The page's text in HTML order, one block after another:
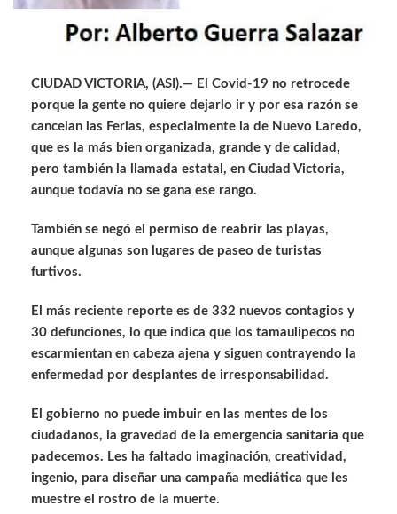
CIUDAD VICTORIA, (ASI).— El Covid-19 no retrocede
porque la gente no quiere dejarlo ir y por esa razón se
cancelan las Ferias, especialmente la de Nuevo Laredo,
que es la más bien organizada, grande y de calidad,
pero también la llamada estatal, en Ciudad Victoria,
aunque todavía no se gana ese rango.
También se negó el permiso de reabrir las playas,
aunque algunas son lugares de paseo de turistas
furtivos.
El más reciente reporte es de 332 nuevos contagios y
30 defunciones, lo que indica que los tamaulipecos no
escarmientan en cabeza ajena y siguen contrayendo la
enfermedad por desplantes de irresponsabilidad.
El gobierno no puede imbuir en las mentes de los
ciudadanos, la gravedad de la emergencia sanitaria que
padecemos. Les ha faltado imaginación, creatividad,
ingenio, para diseñar una campaña mediática que les
muestre el rostro de la muerte.